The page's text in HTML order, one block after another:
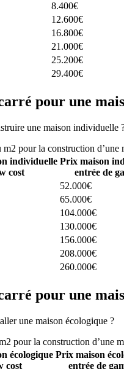
8.400€
12.600€
16.800€
21.000€
25.200€
29.400€
pour une
une maison individuelle
m2 pour la construction d’une
individuelle
cost
Prix maison
entrée de
52.000€
65.000€
104.000€
130.000€
156.000€
208.000€
260.000€
pour une
une maison écologique ?
pour la construction d’une
écologique
cost
Prix maison
entrée de